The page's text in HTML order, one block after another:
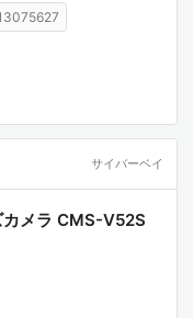
サイバーベイ
カメラ CMS-V52S